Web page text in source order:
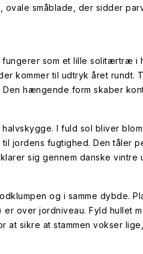
ovale småblade, der sidder
som et lille solitærtræ i
kommer til udtryk året rundt.
hængende form skaber
I fuld sol bliver
jordens fugtighed. Den tåler
sig gennem danske vintre
og i samme dybde.
over jordniveau. Fyld hullet
at sikre at stammen vokser